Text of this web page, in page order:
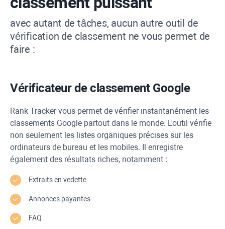
avec autant de tâches, aucun autre outil de
vérification de classement ne vous permet de
faire :
Vérificateur de classement Google
Rank Trackervous permet de vérifier instantanément les
classements Google partout dans le monde. L'outil vérifie
non seulement les listes organiques précises sur les
ordinateurs de bureau et les mobiles. Il enregistre
également des résultats riches, notamment :
Extraits en vedette
Annonces payantes
FAQ